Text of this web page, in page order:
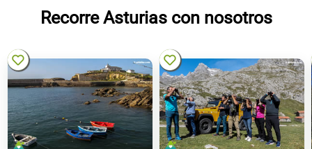
Recorre Asturias con nosotros